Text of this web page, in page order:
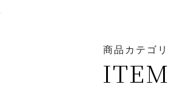
商品カテゴリ
ITEM